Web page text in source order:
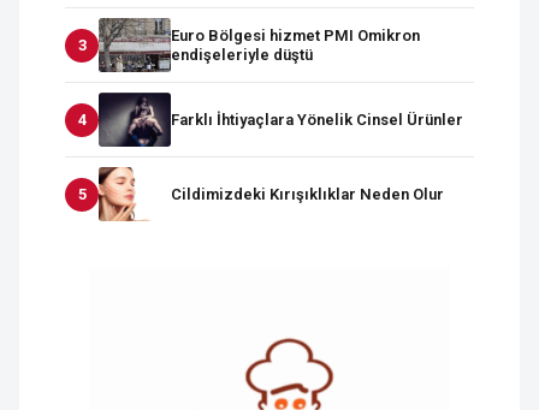
Euro Bölgesi hizmet PMI Omikron
endişeleriyle düştü
Farklı İhtiyaçlara Yönelik Cinsel Ürünler
Cildimizdeki Kırışıklıklar Neden Olur